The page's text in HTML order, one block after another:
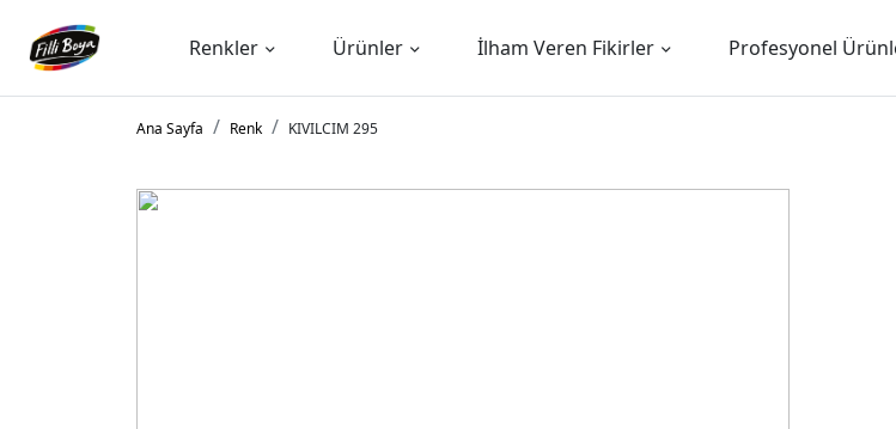
Renkler Ürünler İlham Veren Fikirler Profesyonel
Ana Sayfa Renk KIVILCIM 295